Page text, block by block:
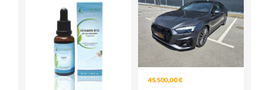
45.500,00 €